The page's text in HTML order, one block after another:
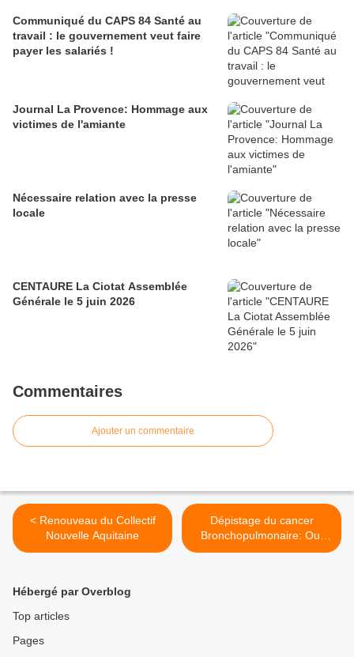
Communiqué du CAPS 84 Santé au
travail : le gouvernement veut faire
payer les salariés !
Journal La Provence: Hommage aux
victimes de l'amiante
Nécessaire relation avec la presse
locale
CENTAURE La Ciotat Assemblée
Générale le 5 juin 2026
Commentaires
Ajouter un commentaire
< Renouveau du Collectif
Nouvelle Aquitaine
Dépistage du cancer
Bronchopulmonaire: Oui
mais ! >
Hébergé par Overblog
Top articles
Pages